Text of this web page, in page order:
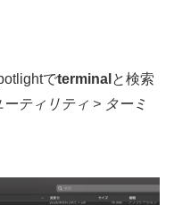
でterminal と検索
ーティリティ > ターミ